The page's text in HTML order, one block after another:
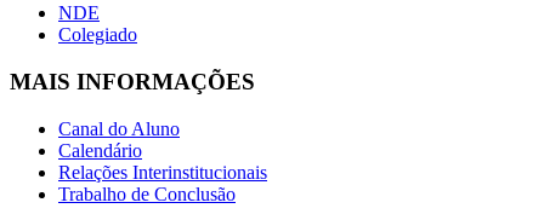
NDE
Colegiado
MAIS INFORMAÇÕES
Canal do Aluno
Calendário
Relações Interinstitucionais
Trabalho de Conclusão